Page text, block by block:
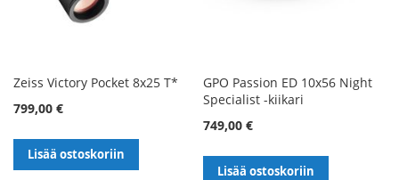
Zeiss Victory Pocket 8x25 T*
799,00 €
Lisää ostoskoriin
GPO Passion ED 10x56 Night
Specialist -kiikari
749,00 €
Lisää ostoskoriin